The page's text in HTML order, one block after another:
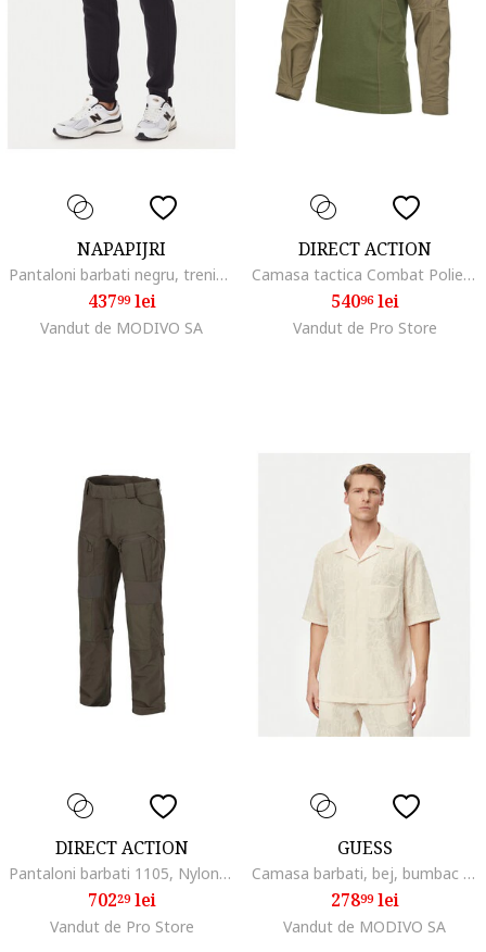
NAPAPIJRI
Pantaloni barbati negru, trening,
43799lei
Vandut de MODIVO SA
DIRECT ACTION
Camasa tactica Combat Poliester, verde,
54096lei
Vandut de Pro Store
DIRECT ACTION
Pantaloni barbati 1105, Nylon, Kaki
70229lei
Vandut de Pro Store
GUESS
Camasa barbati, bej, bumbac si poliester, maneca scurta, stil casual 756105, Bej/Crem
27899lei
Vandut de MODIVO SA